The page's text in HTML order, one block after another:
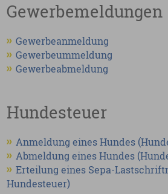
Gewerbemeldungen
Gewerbeanmeldung
Gewerbeummeldung
Gewerbeabmeldung
Hundesteuer
Anmeldung eines Hundes
Abmeldung eines Hundes
Erteilung eines Sepa-
Hundesteuer)